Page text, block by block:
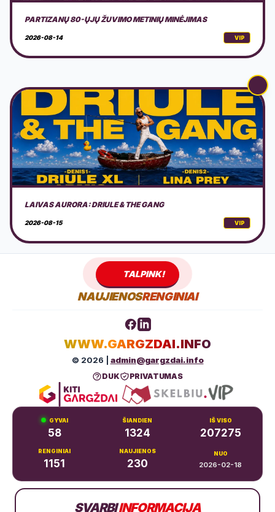
TALPINK!
NAUJIENOSRENGINIAI
WWW.GARGZDAI.INFO
© 2026 |admin@gargzdai.info
DUK PRIVATUMAS
58 1324 207275
1151 230 2026-02-18
Dariaus ir Girėno g. 11, Gargždai
SVARBIINFORMACIJA